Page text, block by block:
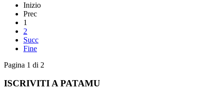
Inizio
Prec
1
2
Succ
Fine
Pagina 1 di 2
ISCRIVITI A PATAMU